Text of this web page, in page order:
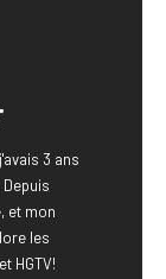
3 ans
et mon
les
HGTV!